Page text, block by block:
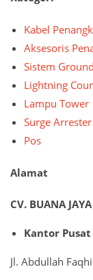
Kabel
Aksesoris
Sistem
Lightning
Lampu Tower
Surge Arrester
Pos
Alamat
CV. BUANA
Kantor Pusat
Jl. Abdullah